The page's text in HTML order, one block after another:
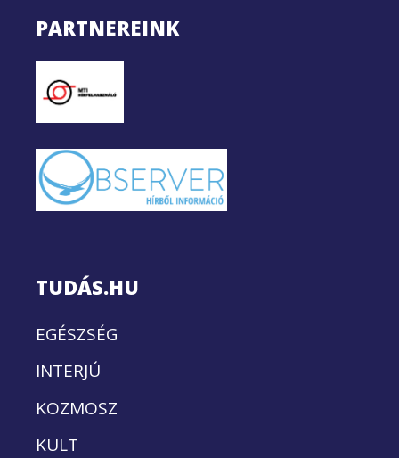
PARTNEREINK
TUDÁS.HU
EGÉSZSÉG
INTERJÚ
KOZMOSZ
KULT